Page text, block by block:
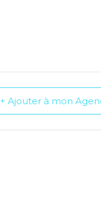
+ Ajouter à mon